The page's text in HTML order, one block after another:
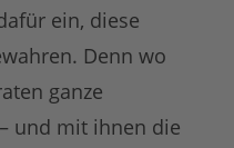
ein, diese
Denn wo
ganze
und mit ihnen die